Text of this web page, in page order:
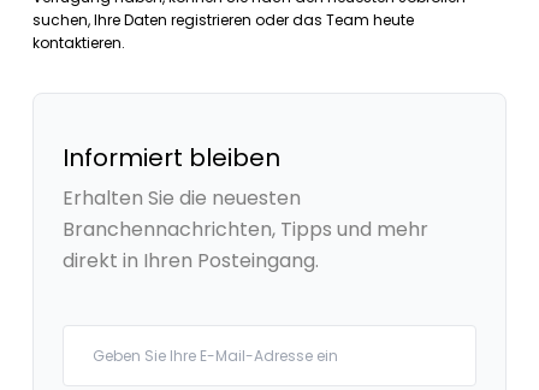
suchen, Ihre Daten registrieren oder das Team heute
kontaktieren.
Informiert bleiben
Erhalten Sie die neuesten
Branchennachrichten, Tipps und mehr
direkt in Ihren Posteingang.